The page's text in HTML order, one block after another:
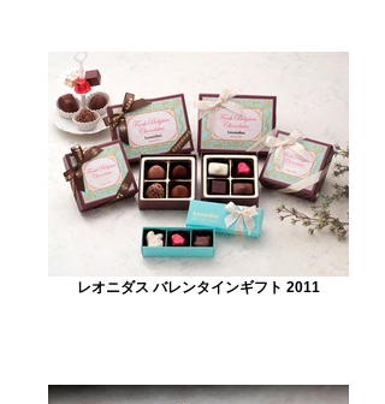
レオニダス バレンタインギフト 2011